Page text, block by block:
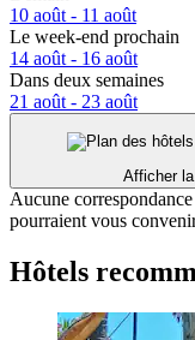
10 août - 11 août
Le week-end prochain
14 août - 16 août
Dans deux semaines
21 août - 23 août
Afficher
Aucune
pourraient vous
Hôtels